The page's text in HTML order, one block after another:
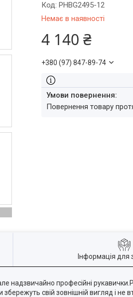
Немає в наявності
Код:PHBG2495-12
4 140 ₴
+380 (97) 847-89-74
повернення товару
Інформація для
надзвичайно професійні
свій зовнішній вигляд і не